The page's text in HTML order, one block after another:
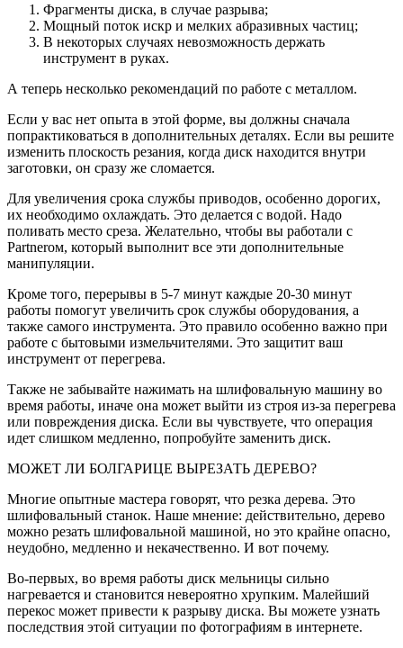
Фрагменты диска, в случае разрыва;
Мощный поток искр и мелких абразивных частиц;
В некоторых случаях невозможность держать
инструмент в руках.
А теперь несколько рекомендаций по работе с металлом.
Если у вас нет опыта в этой форме, вы должны сначала
попрактиковаться в дополнительных деталях. Если вы решите
изменить плоскость резания, когда диск находится внутри
заготовки, он сразу же сломается.
Для увеличения срока службы приводов, особенно дорогих,
их необходимо охлаждать. Это делается с водой. Надо
поливать место среза. Желательно, чтобы вы работали с
Partnerом, который выполнит все эти дополнительные
манипуляции.
Кроме того, перерывы в 5-7 минут каждые 20-30 минут
работы помогут увеличить срок службы оборудования, а
также самого инструмента. Это правило особенно важно при
работе с бытовыми измельчителями. Это защитит ваш
инструмент от перегрева.
Также не забывайте нажимать на шлифовальную машину во
время работы, иначе она может выйти из строя из-за перегрева
или повреждения диска. Если вы чувствуете, что операция
идет слишком медленно, попробуйте заменить диск.
МОЖЕТ ЛИ БОЛГАРИЦЕ ВЫРЕЗАТЬ ДЕРЕВО?
Многие опытные мастера говорят, что резка дерева. Это
шлифовальный станок. Наше мнение: действительно, дерево
можно резать шлифовальной машиной, но это крайне опасно,
неудобно, медленно и некачественно. И вот почему.
Во-первых, во время работы диск мельницы сильно
нагревается и становится невероятно хрупким. Малейший
перекос может привести к разрыву диска. Вы можете узнать
последствия этой ситуации по фотографиям в интернете.